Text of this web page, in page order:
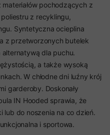
materiałów pochodzących z
z recyklingu,
Syntetyczna ocieplina
z przetworzonych butelek
dla puchu.
a także wysoką
W chłodne dni luźny krój
garderoby. Doskonały
IN Hooded sprawia, że
lub do noszenia na co dzień.
i sportowa.